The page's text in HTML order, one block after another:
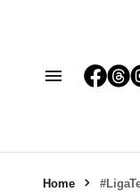
Home